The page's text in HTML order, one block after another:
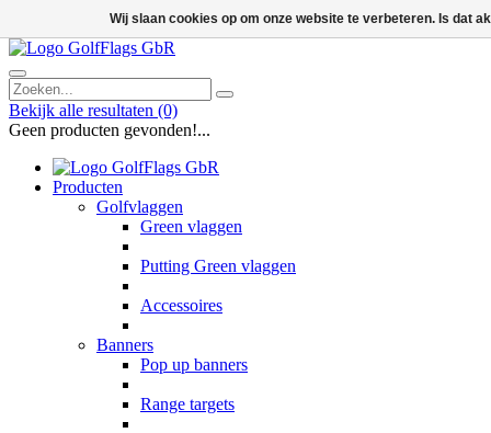
Bekijk alle resultaten (0)
Geen producten gevonden!...
Producten
Golfvlaggen
Green vlaggen
Putting Green vlaggen
Accessoires
Banners
Pop up banners
Range targets
Wij slaan cookies op om onze website te verbeteren. Is dat